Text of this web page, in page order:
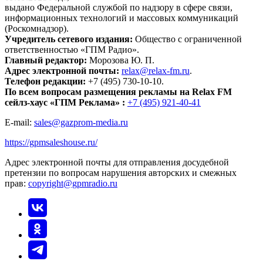
выдано Федеральной службой по надзору в сфере связи,
информационных технологий и массовых коммуникаций
(Роскомнадзор).
Учредитель сетевого издания: Общество с ограниченной
ответственностью «ГПМ Радио».
Главный редактор: Морозова Ю. П.
Адрес электронной почты: relax@relax-fm.ru.
Телефон редакции: +7 (495) 730-10-10.
По всем вопросам размещения рекламы на Relax FM
сейлз-хаус «ГПМ Реклама» : +7 (495) 921-40-41
E-mail: sales@gazprom-media.ru
https://gpmsaleshouse.ru/
Адрес электронной почты для отправления досудебной
претензии по вопросам нарушения авторских и смежных
прав: copyright@gpmradio.ru